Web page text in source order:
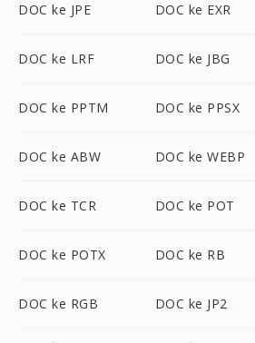
DOC ke JPE DOC ke EXR
DOC ke LRF DOC ke JBG
DOC ke PPTM DOC ke PPSX
DOC ke ABW DOC ke WEBP
DOC ke TCR DOC ke POT
DOC ke POTX DOC ke RB
DOC ke RGB DOC ke JP2